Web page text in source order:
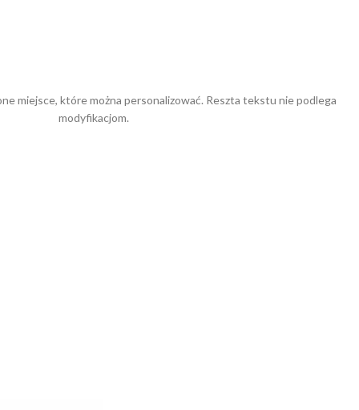
miejsce, które można personalizować. Reszta tekstu nie podlega
modyfikacjom.